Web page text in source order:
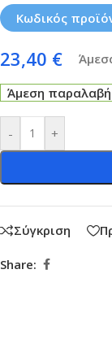
Κωδικός
23,40 €
Άμεση
- +
Σύγκριση
Share: